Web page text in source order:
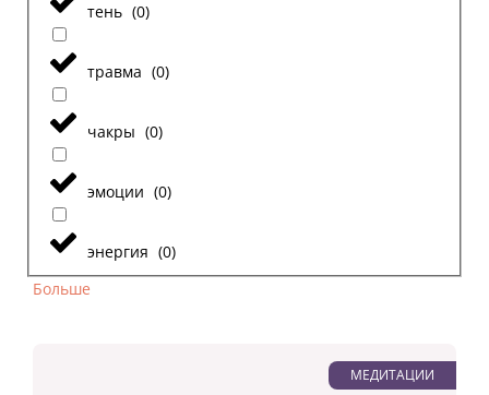
тень (0)
травма (0)
чакры (0)
эмоции (0)
энергия (0)
Больше
МЕДИТАЦИИ